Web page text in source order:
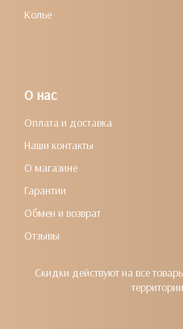
Колье
О нас
Оплата и доставка
Наши контакты
О магазине
Гарантии
Обмен и возврат
Отзывы
Скидки действуют на все